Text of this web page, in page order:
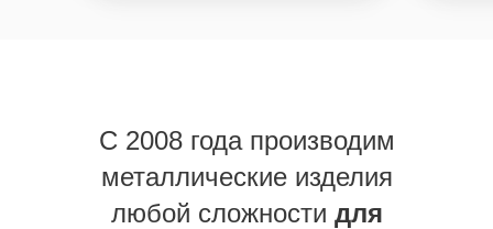
C 2008 года производим
металлические изделия
любой сложности для